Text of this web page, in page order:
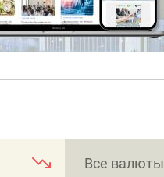
Все валюты